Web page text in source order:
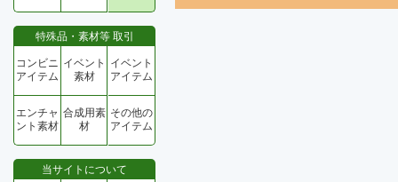
特殊品・素材等 取引
コンビニ
アイテム
イベント
素材
イベント
アイテム
エンチャ
ント素材
合成用素
材
その他の
アイテム
当サイトについて